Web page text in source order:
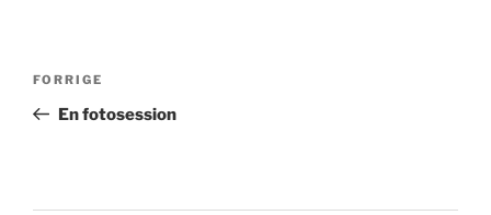
Forrige
indlæg
FORRIGE
En fotosession